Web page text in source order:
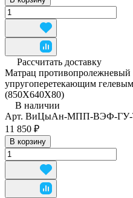
Рассчитать доставку
Матрац противопролежневый
упругоперетекающим
(850Х640Х80)
В наличии
Арт. ВиЦыАн-МПП-ВЭФ-ГУ-
11 850 ₽
В корзину